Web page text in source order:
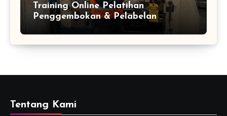
Training Online Pelatihan
Penggembokan & Pelabelan
Tentang Kami